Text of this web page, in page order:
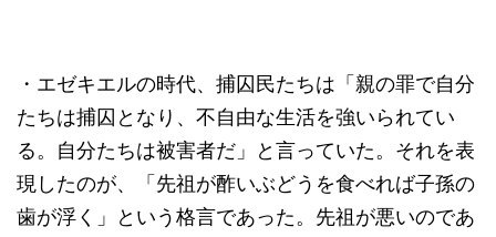
・エゼキエルの時代、捕囚民たちは「親の罪で自分
たちは捕囚となり、不自由な生活を強いられてい
る。自分たちは被害者だ」と言っていた。それを表
現したのが、「先祖が酢いぶどうを食べれば子孫の
歯が浮く」という格言であった。先祖が悪いのであ